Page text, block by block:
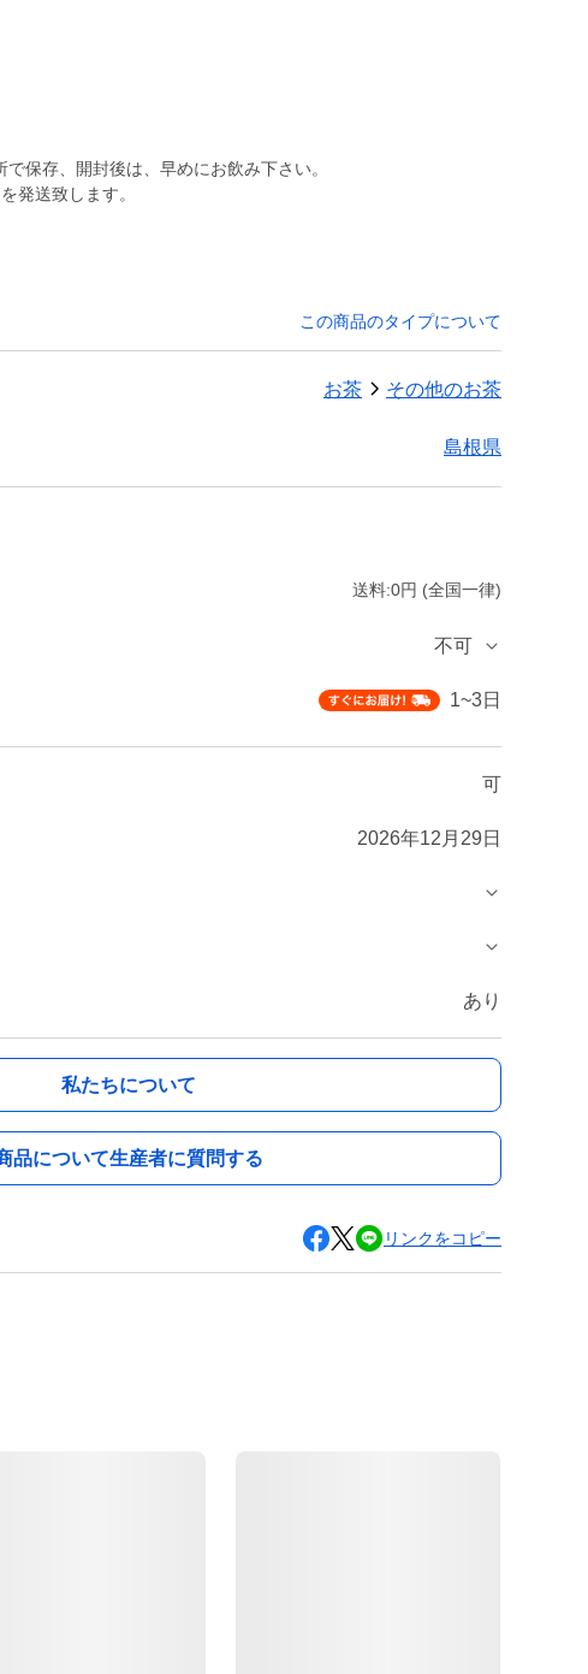
保存、開封後は、早めにお飲み下さい。
この商品のタイプについて
お茶 その他のお茶
島根県
送料:0円 (全国一律)
不可
1~3日
可
2026年12月29日
あり
私たちについて
品について生産者に質問する
リンクをコピー